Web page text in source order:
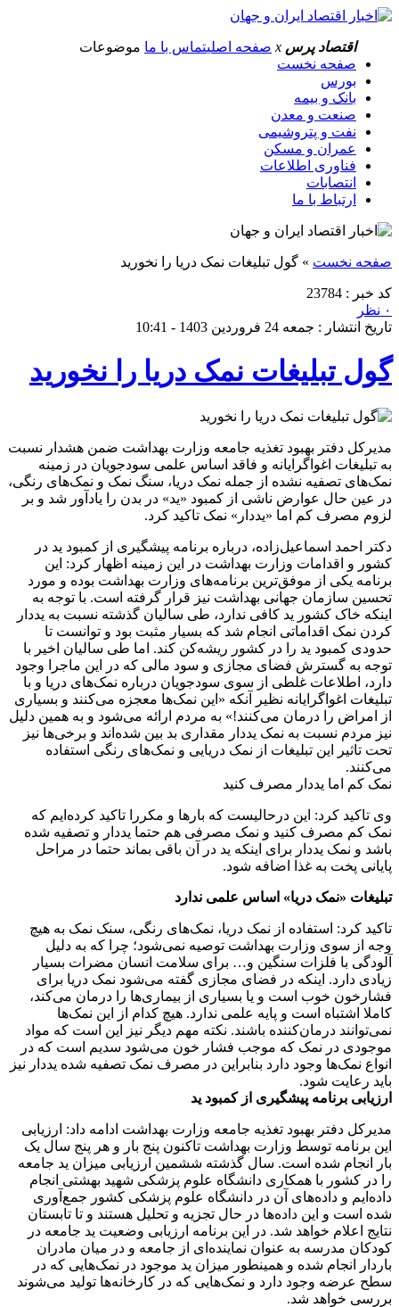
اقتصاد پرس x صفحه اصلیتماس با ما موضوعات
صفحه نخست
بورس
بانک و بیمه
صنعت و معدن
نفت و پتروشیمی
عمران و مسکن
فناوری اطلاعات
انتصابات
ارتباط با ما
صفحه نخست » گول تبلیغات نمک دریا را نخورید
کد خبر : 23784
۰ نظر
تاریخ انتشار : جمعه 24 فروردین 1403 - 10:41
گول تبلیغات نمک دریا را نخورید
مدیرکل دفتر بهبود تغذیه جامعه وزارت بهداشت ضمن هشدار نسبت
به تبلیغات اغواگرایانه و فاقد اساس علمی سودجویان در زمینه
نمک‌های تصفیه نشده از جمله نمک دریا، سنگ نمک و نمک‌های رنگی،
در عین حال عوارض ناشی از کمبود «ید» در بدن را یادآور شد و بر
لزوم مصرف کم اما «یددار» نمک تاکید کرد.
دکتر احمد اسماعیل‌زاده، درباره برنامه پیشگیری از کمبود ید در
کشور و اقدامات وزارت بهداشت در این زمینه اظهار کرد: این
برنامه یکی از موفق‌ترین برنامه‌های وزارت بهداشت بوده و مورد
تحسین سازمان جهانی بهداشت نیز قرار گرفته است. با توجه به
اینکه خاک کشور ید کافی ندارد، طی سالیان گذشته نسبت به یددار
کردن نمک اقداماتی انجام شد که بسیار مثبت بود و توانست تا
حدودی کمبود ید را در کشور ریشه‌کن کند. اما طی سالیان اخیر با
توجه به گسترش فضای مجازی و سود مالی که در این ماجرا وجود
دارد، اطلاعات غلطی از سوی سودجویان درباره نمک‌های دریا و با
تبلیغات اغواگرایانه نظیر آنکه «این نمک‌ها معجزه می‌کنند و بسیاری
از امراض را درمان می‌کنند!» به مردم ارائه می‌شود و به همین دلیل
نیز مردم نسبت به نمک یددار مقداری بد بین شده‌اند و برخی‌ها نیز
تحت تاثیر این تبلیغات از نمک دریایی و نمک‌های رنگی استفاده
می‌کنند.
نمک کم اما یددار مصرف کنید
وی تاکید کرد: این درحالیست که بارها و مکررا تاکید کرده‌ایم که
نمک کم مصرف کنید و نمک مصرفی هم حتما یددار و تصفیه شده
باشد و نمک یددار برای اینکه ید در آن باقی بماند حتما در مراحل
پایانی پخت به غذا اضافه شود.
تبلیغات «نمک دریا» اساس علمی ندارد
تاکید کرد: استفاده از نمک دریا، نمک‌های رنگی، سنک نمک به هیچ
وجه از سوی وزارت بهداشت توصیه نمی‌شود؛ چرا که به دلیل
آلودگی با فلزات سنگین و… برای سلامت انسان مضرات بسیار
زیادی دارد. اینکه در فضای مجازی گفته می‌شود نمک دریا برای
فشارخون خوب است و یا بسیاری از بیماری‌ها را درمان می‌کند،
کاملا اشتباه است و پایه علمی ندارد. هیچ کدام از این نمک‌ها
نمی‌توانند درمان‌کننده باشند. نکته مهم دیگر نیز این است که مواد
موجودی در نمک که موجب فشار خون می‌شود سدیم است که در
انواع نمک‌ها وجود دارد بنابراین در مصرف نمک تصفیه شده یددار نیز
باید رعایت شود.
ارزیابی برنامه پیشگیری از کمبود ید
مدیرکل دفتر بهبود تغذیه جامعه وزارت بهداشت ادامه داد: ارزیابی
این برنامه توسط وزارت بهداشت تاکنون پنج بار و هر پنج سال یک
بار انجام شده است. سال گذشته ششمین ارزیابی میزان ید جامعه
را در کشور با همکاری دانشگاه علوم پزشکی شهید بهشتی انجام
داده‌ایم و داده‌های آن در دانشگاه علوم پزشکی کشور جمع‌آوری
شده است و این داده‌ها در حال تجزیه و تحلیل هستند و تا تابستان
نتایج اعلام خواهد شد. در این برنامه ارزیابی وضعیت ید جامعه در
کودکان مدرسه به عنوان نماینده‌ای از جامعه و در میان مادران
باردار انجام شده و همینطور میزان ید موجود در نمک‌هایی که در
سطح عرضه وجود دارد و نمک‌هایی که در کارخانه‌ها تولید می‌شوند
بررسی خواهد شد.